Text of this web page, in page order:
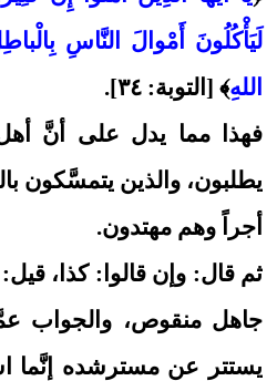
لَيَأْكُلُونَ أَمْوالَ النَّاسِ
اللهِ﴾ [التوبة: ٣٤].
فهذا مما يدل على أنَّ
يطلبون، والذين يتمسَّكون
أجراً وهم مهتدون.
ثم قال: وإن قالوا: كذا،
جاهل منقوص، والجواب
يستتر عن مسترشده إنَّما